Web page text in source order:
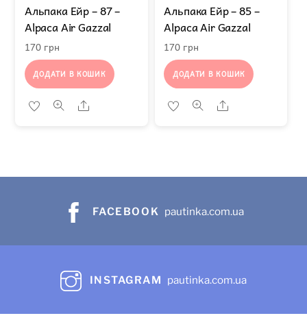
Альпака Ейр – 87 –
Alpaca Air Gazzal
170 грн
ДОДАТИ В КОШИК
Share
Альпака Ейр – 85 –
Alpaca Air Gazzal
170 грн
ДОДАТИ В КОШИК
Share
FACEBOOK pautinka.com.ua
INSTAGRAM pautinka.com.ua